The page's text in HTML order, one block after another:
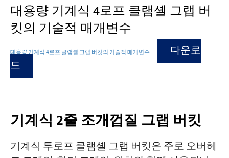
대용량 기계식 4로프 클램셸 그랩 버
킷의 기술적 매개변수
대용량 기계식 4로프 클램셸 그랩 버킷의 기술적 매개변수
다운로
드
기계식 2줄 조개껍질 그랩 버킷
기계식 투로프 클램셸 그랩 버킷은 주로 오버헤